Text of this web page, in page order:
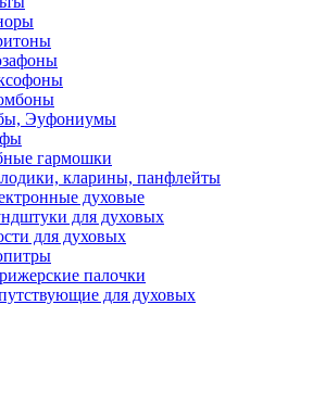
Эуфониумы
гармошки
кларины, панфлейты
духовые
для духовых
для духовых
палочки
для духовых